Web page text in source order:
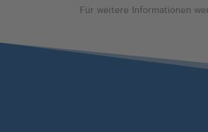
Für weitere Informationen